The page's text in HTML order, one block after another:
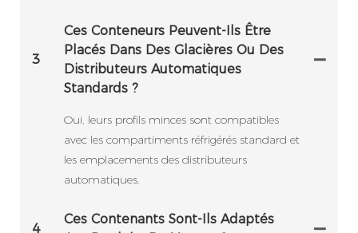
3
Ces Conteneurs Peuvent-Ils Être
Placés Dans Des Glacières Ou Des
Distributeurs Automatiques
Standards ?
Oui, leurs profils minces sont compatibles
avec les compartiments réfrigérés standard et
les emplacements des distributeurs
automatiques.
4
Ces Contenants Sont-Ils Adaptés